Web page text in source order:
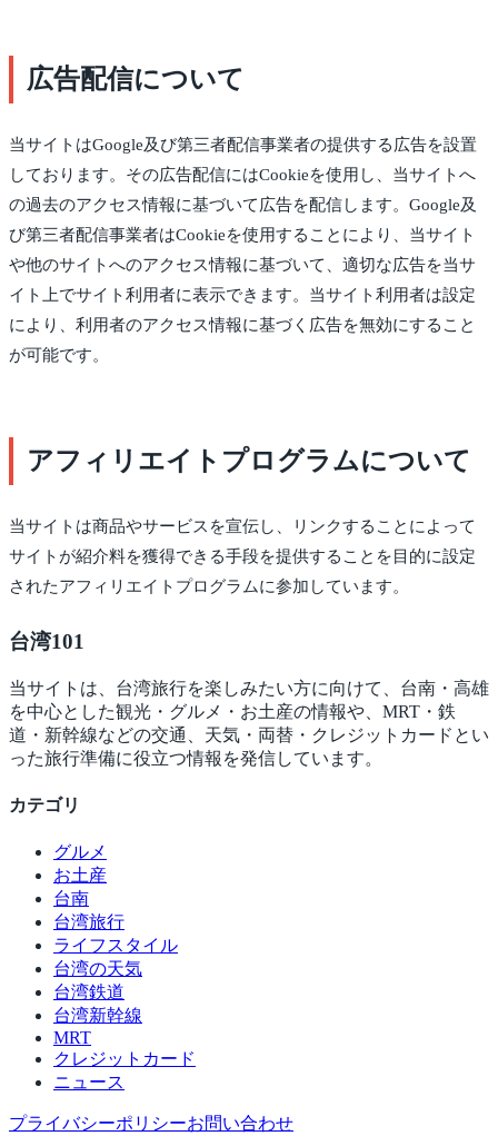
広告配信について
当サイトはGoogle及び第三者配信事業者の提供する広告を設置
しております。その広告配信にはCookieを使用し、当サイトへ
の過去のアクセス情報に基づいて広告を配信します。Google及
び第三者配信事業者はCookieを使用することにより、当サイト
や他のサイトへのアクセス情報に基づいて、適切な広告を当サ
イト上でサイト利用者に表示できます。当サイト利用者は設定
により、利用者のアクセス情報に基づく広告を無効にすること
が可能です。
アフィリエイトプログラムについて
当サイトは商品やサービスを宣伝し、リンクすることによって
サイトが紹介料を獲得できる手段を提供することを目的に設定
されたアフィリエイトプログラムに参加しています。
台湾101
当サイトは、台湾旅行を楽しみたい方に向けて、台南・高雄
を中心とした観光・グルメ・お土産の情報や、MRT・鉄
道・新幹線などの交通、天気・両替・クレジットカードとい
った旅行準備に役立つ情報を発信しています。
カテゴリ
グルメ
お土産
台南
台湾旅行
ライフスタイル
台湾の天気
台湾鉄道
台湾新幹線
MRT
クレジットカード
ニュース
プライバシーポリシーお問い合わせ